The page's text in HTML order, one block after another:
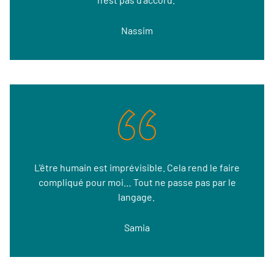
Nassim
L'être humain est imprévisible. Cela rend le faire
compliqué pour moi… Tout ne passe pas par le
langage.
Samia